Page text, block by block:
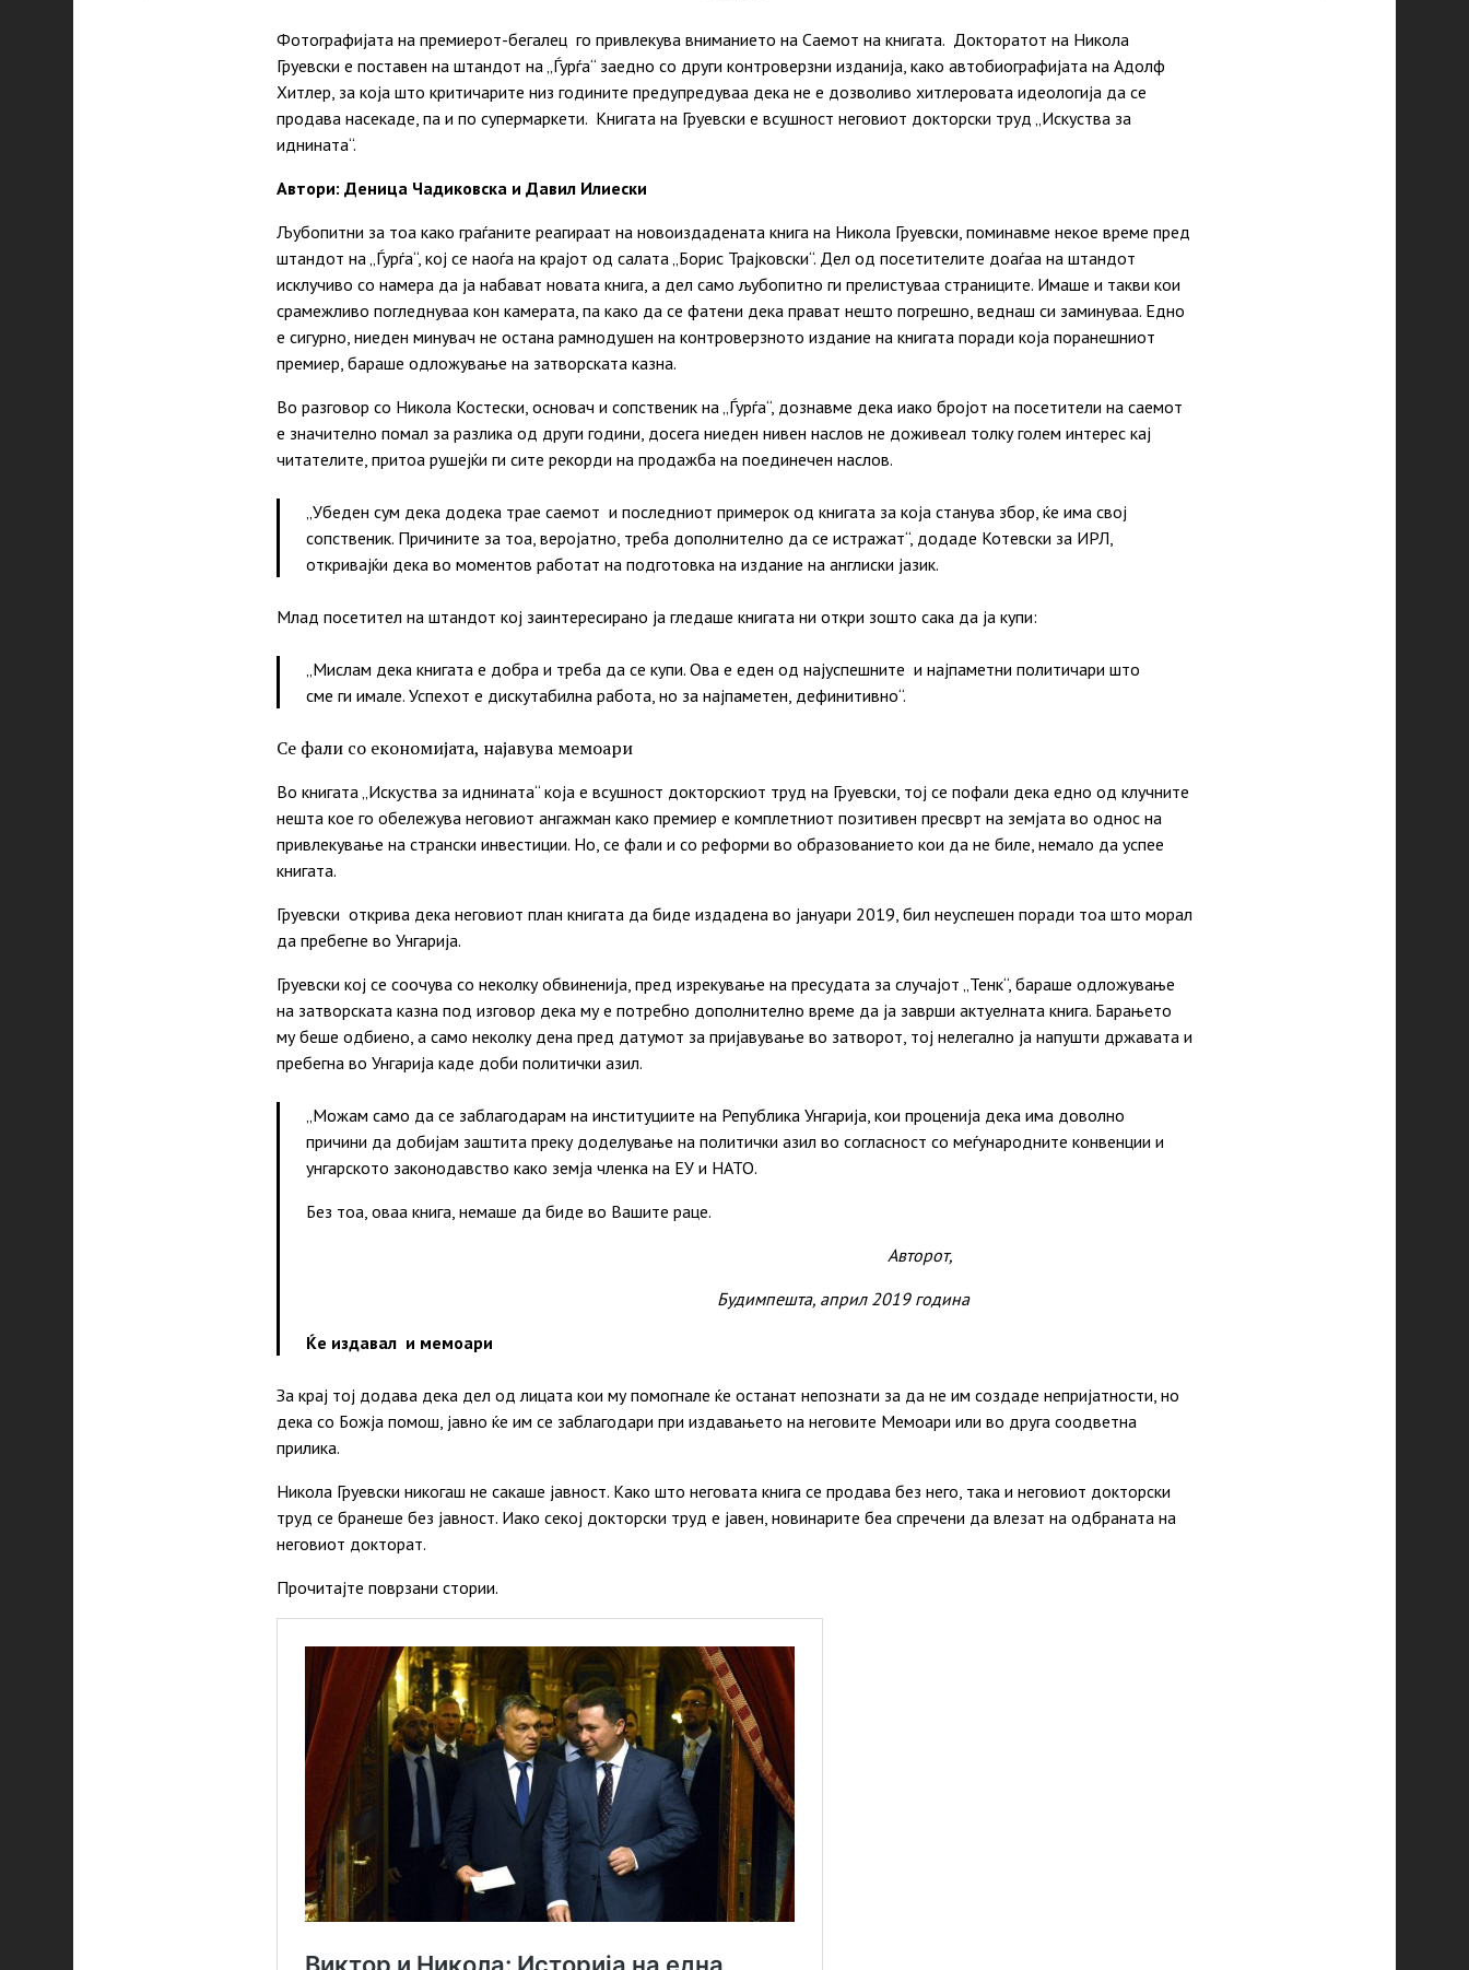
Фотографијата на премиерот-бегалец го привлекува вниманието на Саемот на книгата. Докторатот на Никола
Груевски е поставен на штандот на „Ѓурѓа“ заедно со други контроверзни изданија, како автобиографијата на Адолф
Хитлер, за која што критичарите низ годините предупредуваа дека не е дозволиво хитлеровата идеологија да се
продава насекаде, па и по супермаркети. Книгата на Груевски е всушност неговиот докторски труд „Искуства за
иднината“.
Автори: Деница Чадиковска и Давил Илиески
Љубопитни за тоа како граѓаните реагираат на новоиздадената книга на Никола Груевски, поминавме некое време пред
штандот на „Ѓурѓа“, кој се наоѓа на крајот од салата „Борис Трајковски“. Дел од посетителите доаѓаа на штандот
исклучиво со намера да ја набават новата книга, а дел само љубопитно ги прелистуваа страниците. Имаше и такви кои
срамежливо погледнуваа кон камерата, па како да се фатени дека прават нешто погрешно, веднаш си заминуваа. Едно
е сигурно, ниеден минувач не остана рамнодушен на контроверзното издание на книгата поради која поранешниот
премиер, бараше одложување на затворската казна.
Во разговор со Никола Костески, основач и сопственик на „Ѓурѓа“, дознавме дека иако бројот на посетители на саемот
е значително помал за разлика од други години, досега ниеден нивен наслов не доживеал толку голем интерес кај
читателите, притоа рушејќи ги сите рекорди на продажба на поединечен наслов.
„Убеден сум дека додека трае саемот и последниот примерок од книгата за која станува збор, ќе има свој
сопственик. Причините за тоа, веројатно, треба дополнително да се истражат“, додаде Котевски за ИРЛ,
откривајќи дека во моментов работат на подготовка на издание на англиски јазик.
Млад посетител на штандот кој заинтересирано ја гледаше книгата ни откри зошто сака да ја купи:
„Мислам дека книгата е добра и треба да се купи. Ова е еден од најуспешните и најпаметни политичари што
сме ги имале. Успехот е дискутабилна работа, но за најпаметен, дефинитивно“.
Се фали со економијата, најавува мемоари
Во книгата „Искуства за иднината“ која е всушност докторскиот труд на Груевски, тој се пофали дека едно од клучните
нешта кое го обележува неговиот ангажман како премиер е комплетниот позитивен пресврт на земјата во однос на
привлекување на странски инвестиции. Но, се фали и со реформи во образованието кои да не биле, немало да успее
книгата.
Груевски открива дека неговиот план книгата да биде издадена во јануари 2019, бил неуспешен поради тоа што морал
да пребегне во Унгарија.
Груевски кој се соочува со неколку обвиненија, пред изрекување на пресудата за случајот „Тенк“, бараше одложување
на затворската казна под изговор дека му е потребно дополнително време да ја заврши актуелната книга. Барањето
му беше одбиено, а само неколку дена пред датумот за пријавување во затворот, тој нелегално ја напушти државата и
пребегна во Унгарија каде доби политички азил.
„Можам само да се заблагодарам на институциите на Република Унгарија, кои проценија дека има доволно
причини да добијам заштита преку доделување на политички азил во согласност со меѓународните конвенции и
унгарското законодавство како земја членка на ЕУ и НАТО.
Без тоа, оваа книга, немаше да биде во Вашите раце.
Авторот,
Будимпешта, април 2019 година
Ќе издавал и мемоари
За крај тој додава дека дел од лицата кои му помогнале ќе останат непознати за да не им создаде непријатности, но
дека со Божја помош, јавно ќе им се заблагодари при издавањето на неговите Мемоари или во друга соодветна
прилика.
Никола Груевски никогаш не сакаше јавност. Како што неговата книга се продава без него, така и неговиот докторски
труд се бранеше без јавност. Иако секој докторски труд е јавен, новинарите беа спречени да влезат на одбраната на
неговиот докторат.
Прочитајте поврзани стории.